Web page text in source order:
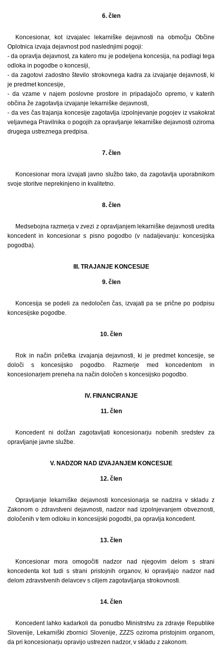
6. člen
Koncesionar, kot izvajalec lekarniške dejavnosti na območju Občine
Oplotnica izvaja dejavnost pod naslednjimi pogoji:
- da opravlja dejavnost, za katero mu je podeljena koncesija, na podlagi tega
odloka in pogodbe o koncesiji,
- da zagotovi zadostno število strokovnega kadra za izvajanje dejavnosti, ki
je predmet koncesije,
- da vzame v najem poslovne prostore in pripadajočo opremo, v katerih
občina že zagotavlja izvajanje lekarniške dejavnosti,
- da ves čas trajanja koncesije zagotavlja izpolnjevanje pogojev iz vsakokrat
veljavnega Pravilnika o pogojih za opravljanje lekarniške dejavnosti oziroma
drugega ustreznega predpisa.
7. člen
Koncesionar mora izvajati javno službo tako, da zagotavlja uporabnikom
svoje storitve neprekinjeno in kvalitetno.
8. člen
Medsebojna razmerja v zvezi z opravljanjem lekarniške dejavnosti uredita
koncedent in koncesionar s pisno pogodbo (v nadaljevanju: koncesijska
pogodba).
III. TRAJANJE KONCESIJE
9. člen
Koncesija se podeli za nedoločen čas, izvajati pa se prične po podpisu
koncesijske pogodbe.
10. člen
Rok in način pričetka izvajanja dejavnosti, ki je predmet koncesije, se
določi s koncesijsko pogodbo. Razmerje med koncedentom in
koncesionarjem preneha na način določen s koncesijsko pogodbo.
IV. FINANCIRANJE
11. člen
Koncedent ni dolžan zagotavljati koncesionarju nobenih sredstev za
opravljanje javne službe.
V. NADZOR NAD IZVAJANJEM KONCESIJE
12. člen
Opravljanje lekarniške dejavnosti koncesionarja se nadzira v skladu z
Zakonom o zdravstveni dejavnosti, nadzor nad izpolnjevanjem obveznosti,
določenih v tem odloku in koncesijski pogodbi, pa opravlja koncedent.
13. člen
Koncesionar mora omogočiti nadzor nad njegovim delom s strani
koncedenta kot tudi s strani pristojnih organov, ki opravljajo nadzor nad
delom zdravstvenih delavcev s ciljem zagotavljanja strokovnosti.
14. člen
Koncedent lahko kadarkoli da ponudbo Ministrstvu za zdravje Republike
Slovenije, Lekarniški zbornici Slovenije, ZZZS oziroma pristojnim organom,
da pri koncesionarju opravijo ustrezen nadzor, v skladu z zakonom.